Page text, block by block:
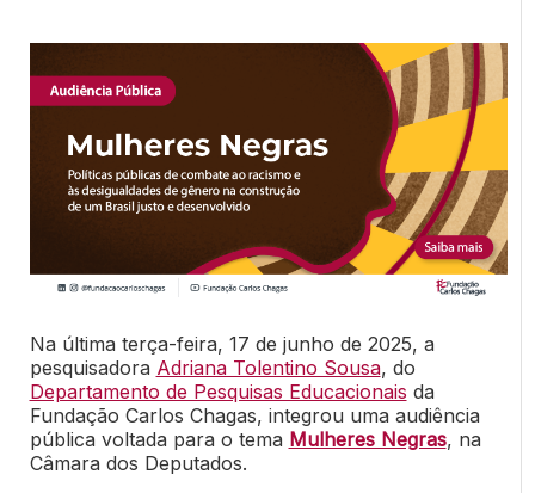
Na última terça-feira, 17 de junho de 2025, a
pesquisadora Adriana Tolentino Sousa, do
Departamento de Pesquisas Educacionais da
Fundação Carlos Chagas, integrou uma audiência
pública voltada para o tema Mulheres Negras, na
Câmara dos Deputados.